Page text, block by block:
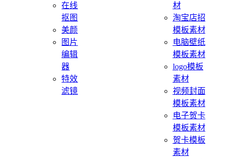
在线
抠图
美颜
图片
编辑
器
特效
滤镜
材
淘宝店招
模板素材
电脑壁纸
模板素材
logo模板
素材
视频封面
模板素材
电子贺卡
模板素材
贺卡模板
素材